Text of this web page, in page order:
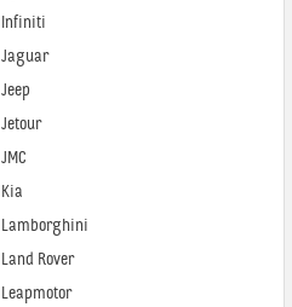
Infiniti
Jaguar
Jeep
Jetour
JMC
Kia
Lamborghini
Land Rover
Leapmotor